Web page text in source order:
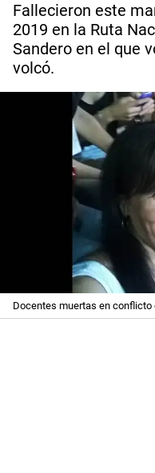
Fallecieron este
2019 en la Ruta
Sandero en el que
volcó.
Docentes muertas en conflicto